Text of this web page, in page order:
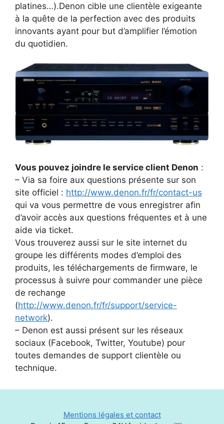
platines…).Denon cible une clientèle exigeante
à la quête de la perfection avec des produits
innovants ayant pour but d’amplifier l’émotion
du quotidien.
Vous pouvez joindre le service client Denon :
– Via sa foire aux questions présente sur son
site officiel : http://www.denon.fr/fr/contact-us
qui va vous permettre de vous enregistrer afin
d’avoir accès aux questions fréquentes et à une
aide via ticket.
Vous trouverez aussi sur le site internet du
groupe les différents modes d’emploi des
produits, les téléchargements de firmware, le
processus à suivre pour commander une pièce
de rechange
(http://www.denon.fr/fr/support/service-
network).
– Denon est aussi présent sur les réseaux
sociaux (Facebook, Twitter, Youtube) pour
toutes demandes de support clientèle ou
technique.
Mentions légales et contact